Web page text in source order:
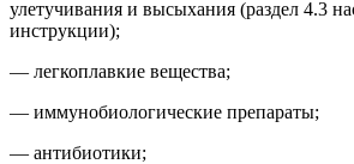
улетучивания и высыхания (раздел 4.3
инструкции);
— легкоплавкие вещества;
— иммунобиологические препараты;
— антибиотики;